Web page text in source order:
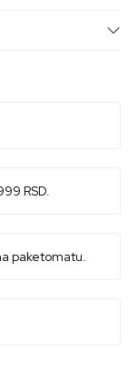
RSD.
paketomatu.